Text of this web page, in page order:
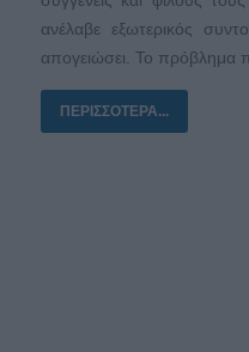
ανέλαβε εξωτερικός
απογειώσει. Το πρόβλημα
ΠΕΡΙΣΣΌΤΕΡΑ...